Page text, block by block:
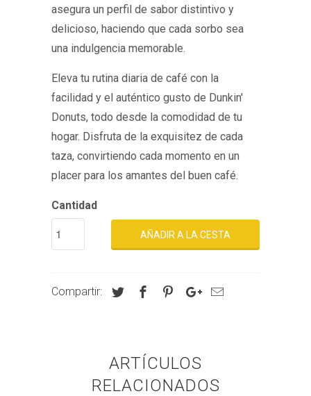
asegura un perfil de sabor distintivo y
delicioso, haciendo que cada sorbo sea
una indulgencia memorable.
Eleva tu rutina diaria de café con la
facilidad y el auténtico gusto de Dunkin'
Donuts, todo desde la comodidad de tu
hogar. Disfruta de la exquisitez de cada
taza, convirtiendo cada momento en un
placer para los amantes del buen café.
Cantidad
AÑADIR A LA CESTA
Compartir:
ARTÍCULOS
RELACIONADOS